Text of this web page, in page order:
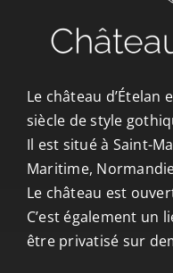
Le château d’Ételan
siècle de style
Il est situé à Saint-
Maritime,
Le château est
C’est également un
être privatisé sur